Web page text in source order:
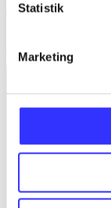
Statistik
Marketing